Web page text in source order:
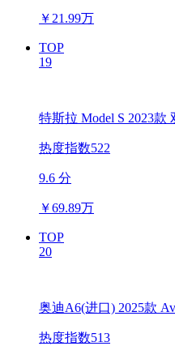
￥ 21.99万
TOP
19
特斯拉 Model S 2023款
热度指数522
9.6 分
￥69.89万
TOP
20
奥迪A6(进口) 2025款
热度指数513